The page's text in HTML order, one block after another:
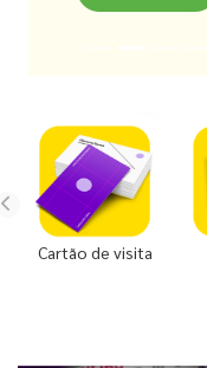
Cartão de visita